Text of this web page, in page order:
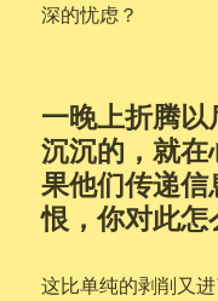
深的忧虑？
一晚上折腾
沉沉的，就
果他们传递
恨，你对此怎
这比单纯的剥削又